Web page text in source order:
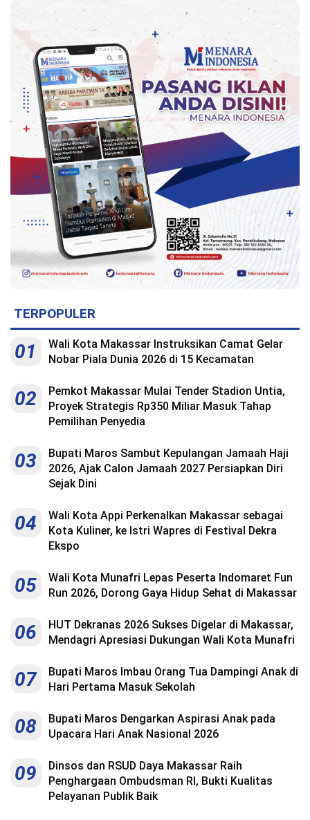
Copyright
2026
Menara
Indonesia
All
Right
Reserve
TERPOPULER
01
Wali Kota Makassar Instruksikan Camat Gelar
Nobar Piala Dunia 2026 di 15 Kecamatan
02
Pemkot Makassar Mulai Tender Stadion Untia,
Proyek Strategis Rp350 Miliar Masuk Tahap
Pemilihan Penyedia
03
Bupati Maros Sambut Kepulangan Jamaah Haji
2026, Ajak Calon Jamaah 2027 Persiapkan Diri
Sejak Dini
04
Wali Kota Appi Perkenalkan Makassar sebagai
Kota Kuliner, ke Istri Wapres di Festival Dekra
Ekspo
05
Wali Kota Munafri Lepas Peserta Indomaret Fun
Run 2026, Dorong Gaya Hidup Sehat di Makassar
06
HUT Dekranas 2026 Sukses Digelar di Makassar,
Mendagri Apresiasi Dukungan Wali Kota Munafri
07
Bupati Maros Imbau Orang Tua Dampingi Anak di
Hari Pertama Masuk Sekolah
08
Bupati Maros Dengarkan Aspirasi Anak pada
Upacara Hari Anak Nasional 2026
09
Dinsos dan RSUD Daya Makassar Raih
Penghargaan Ombudsman RI, Bukti Kualitas
Pelayanan Publik Baik